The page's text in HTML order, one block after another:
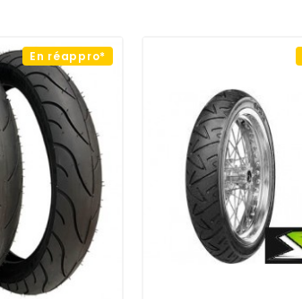
En réappro*